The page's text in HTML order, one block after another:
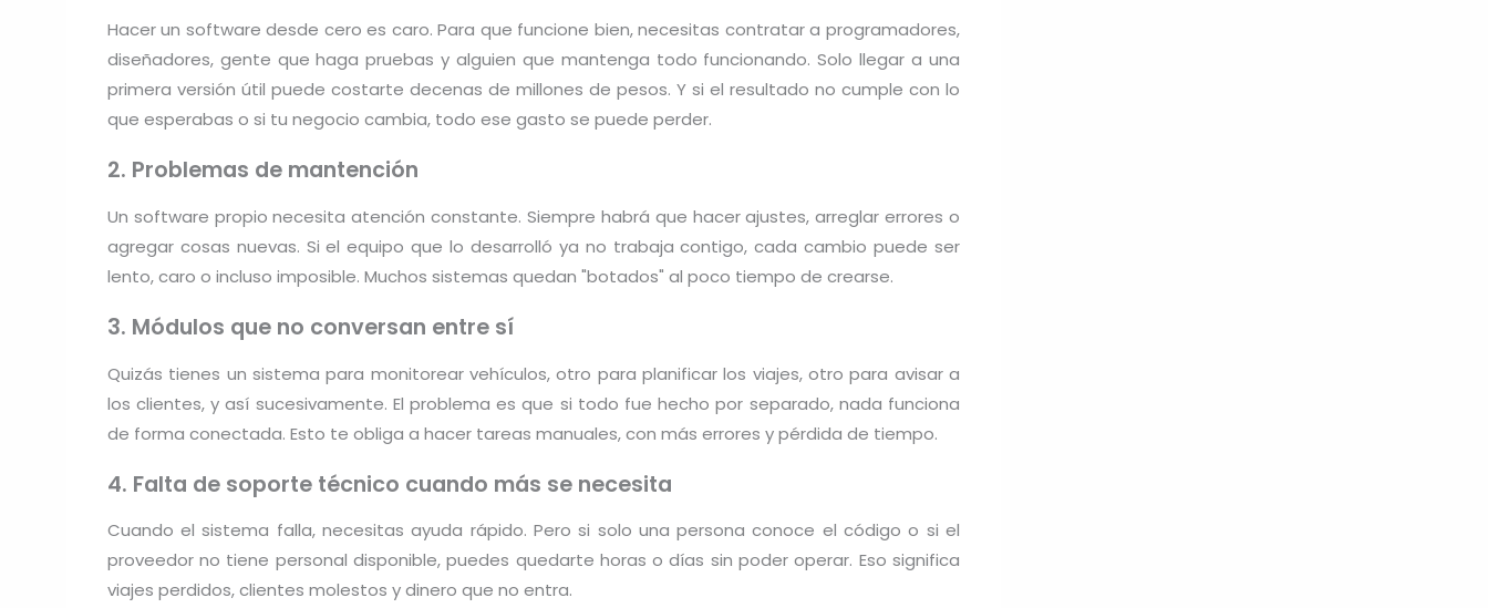
Hacer un software desde cero es caro. Para que funcione bien, necesitas contratar a programadores,
diseñadores, gente que haga pruebas y alguien que mantenga todo funcionando. Solo llegar a una
primera versión útil puede costarte decenas de millones de pesos. Y si el resultado no cumple con lo
que esperabas o si tu negocio cambia, todo ese gasto se puede perder.
2. Problemas de mantención
Un software propio necesita atención constante. Siempre habrá que hacer ajustes, arreglar errores o
agregar cosas nuevas. Si el equipo que lo desarrolló ya no trabaja contigo, cada cambio puede ser
lento, caro o incluso imposible. Muchos sistemas quedan "botados" al poco tiempo de crearse.
3. Módulos que no conversan entre sí
Quizás tienes un sistema para monitorear vehículos, otro para planificar los viajes, otro para avisar a
los clientes, y así sucesivamente. El problema es que si todo fue hecho por separado, nada funciona
de forma conectada. Esto te obliga a hacer tareas manuales, con más errores y pérdida de tiempo.
4. Falta de soporte técnico cuando más se necesita
Cuando el sistema falla, necesitas ayuda rápido. Pero si solo una persona conoce el código o si el
proveedor no tiene personal disponible, puedes quedarte horas o días sin poder operar. Eso significa
viajes perdidos, clientes molestos y dinero que no entra.